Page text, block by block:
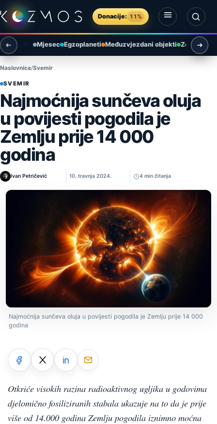
Preskoči na sadržaj
Donacije: 11%
Otvori izbornik
Otvori pretragu
Mjesec Egzoplaneti Međuzvjezdani objekti Zemlja i
Naslovnica Svemir
SVEMIR
Najmoćnija sunčeva oluja
u povijesti pogodila je
Zemlju prije 14 000
godina
Ivan Petričević 10. travnja 2024. 4 min čitanja
Najmoćnija sunčeva oluja u povijesti pogodila je Zemlju prije 14 000
godina
Otkriće visokih razina radioaktivnog ugljika u godovima
djelomično fosiliziranih stabala ukazuje na to da je prije
više od 14.000 godina Zemlju pogodila iznimno moćna